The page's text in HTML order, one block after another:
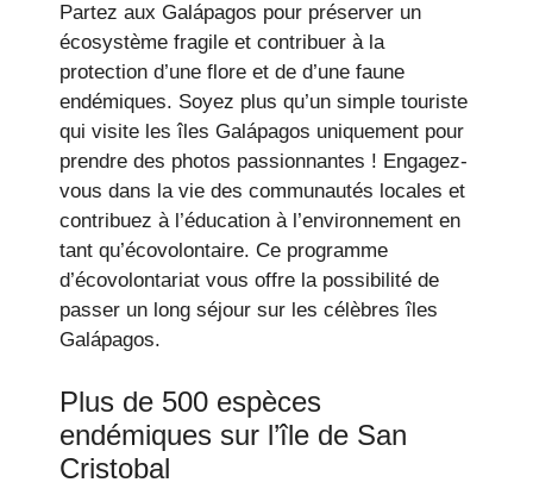
Partez aux Galápagos pour préserver un
écosystème fragile et contribuer à la
protection d’une flore et de d’une faune
endémiques. Soyez plus qu’un simple touriste
qui visite les îles Galápagos uniquement pour
prendre des photos passionnantes ! Engagez-
vous dans la vie des communautés locales et
contribuez à l’éducation à l’environnement en
tant qu’écovolontaire. Ce programme
d’écovolontariat vous offre la possibilité de
passer un long séjour sur les célèbres îles
Galápagos.
Plus de 500 espèces
endémiques sur l’île de San
Cristobal